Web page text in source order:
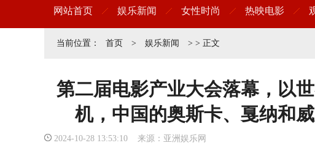
网站首页 娱乐新闻 女性时尚 热映电影
当前位置： 首页 > 娱乐新闻 > > 正文
第二届电影产业大会落幕，以
机，中国的奥斯卡、戛纳和
2024-10-28 13:53:10 来源：亚洲娱乐网